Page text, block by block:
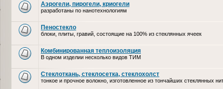
Аэрогели, пирогели, криогели
разработаны по нанотехнологиям
Пеностекло
блоки, плиты, гравий, состоящие на 100% из стеклянных ячеек
Комбинированная теплоизоляция
В одном изделии несколько видов ТИМ
Стеклоткань, стеклосетка, cтеклохолст
тонкое и прочное волокно, изготовленное из тончайших стеклянных